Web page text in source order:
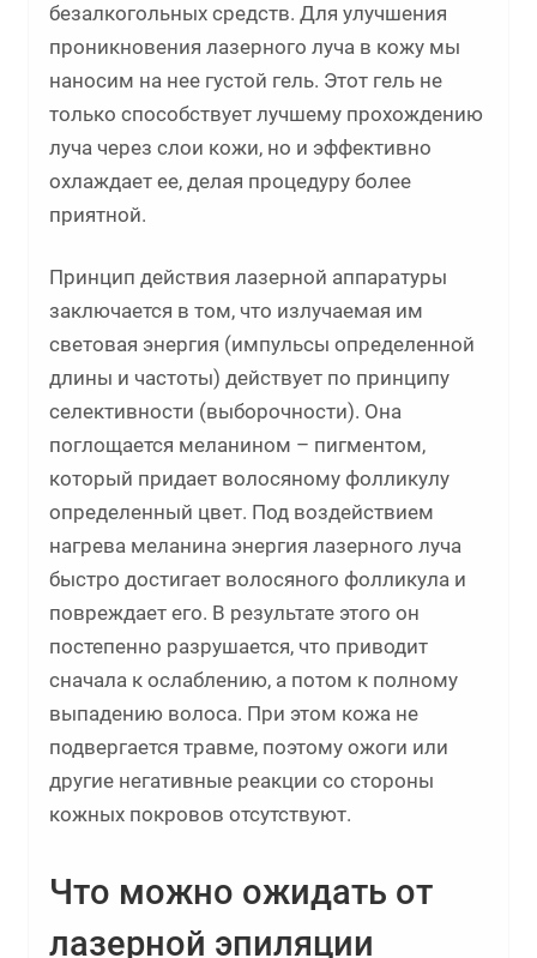
безалкогольных средств. Для улучшения
проникновения лазерного луча в кожу мы
наносим на нее густой гель. Этот гель не
только способствует лучшему прохождению
луча через слои кожи, но и эффективно
охлаждает ее, делая процедуру более
приятной.
Принцип действия лазерной аппаратуры
заключается в том, что излучаемая им
световая энергия (импульсы определенной
длины и частоты) действует по принципу
селективности (выборочности). Она
поглощается меланином – пигментом,
который придает волосяному фолликулу
определенный цвет. Под воздействием
нагрева меланина энергия лазерного луча
быстро достигает волосяного фолликула и
повреждает его. В результате этого он
постепенно разрушается, что приводит
сначала к ослаблению, а потом к полному
выпадению волоса. При этом кожа не
подвергается травме, поэтому ожоги или
другие негативные реакции со стороны
кожных покровов отсутствуют.
Что можно ожидать от
лазерной эпиляции